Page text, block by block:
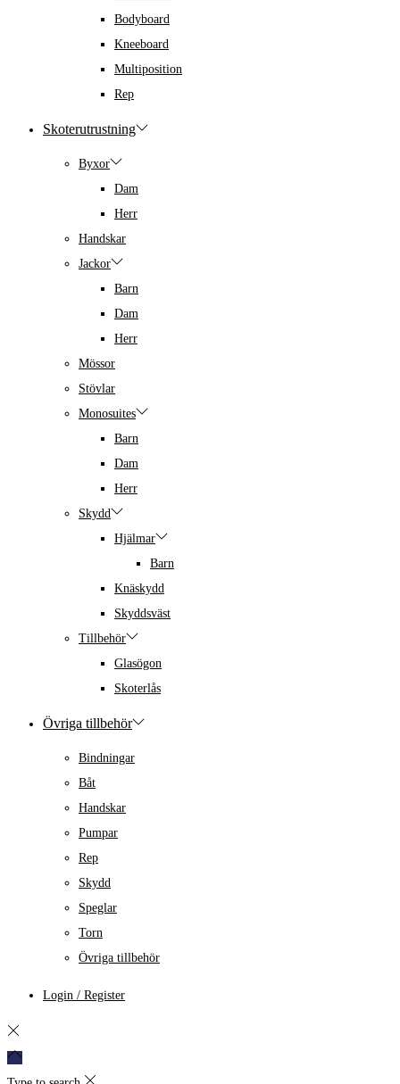
Bodyboard
Kneeboard
Multiposition
Rep
Skoterutrustning
Byxor
Dam
Herr
Handskar
Jackor
Barn
Dam
Herr
Mössor
Stövlar
Monosuites
Barn
Dam
Herr
Skydd
Hjälmar
Barn
Knäskydd
Skyddsväst
Tillbehör
Glasögon
Skoterlås
Övriga tillbehör
Bindningar
Båt
Handskar
Pumpar
Rep
Skydd
Speglar
Torn
Övriga tillbehör
Login / Register